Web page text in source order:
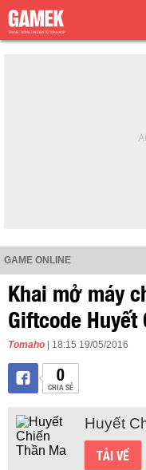
GAME ONLINE
Khai mở máy
Giftcode Huyết
Tomaho | 18:15 19/05/2016
0
CHIA SẺ
Huyết
TẢI VỀ